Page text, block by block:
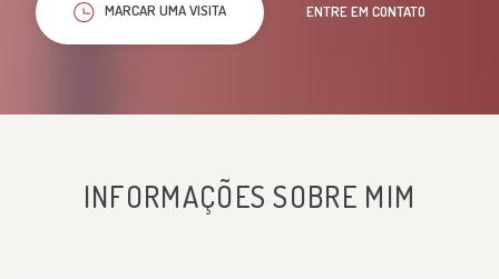
MARCAR UMA VISITA ENTRE EM CONTATO
INFORMAÇÕES SOBRE MIM